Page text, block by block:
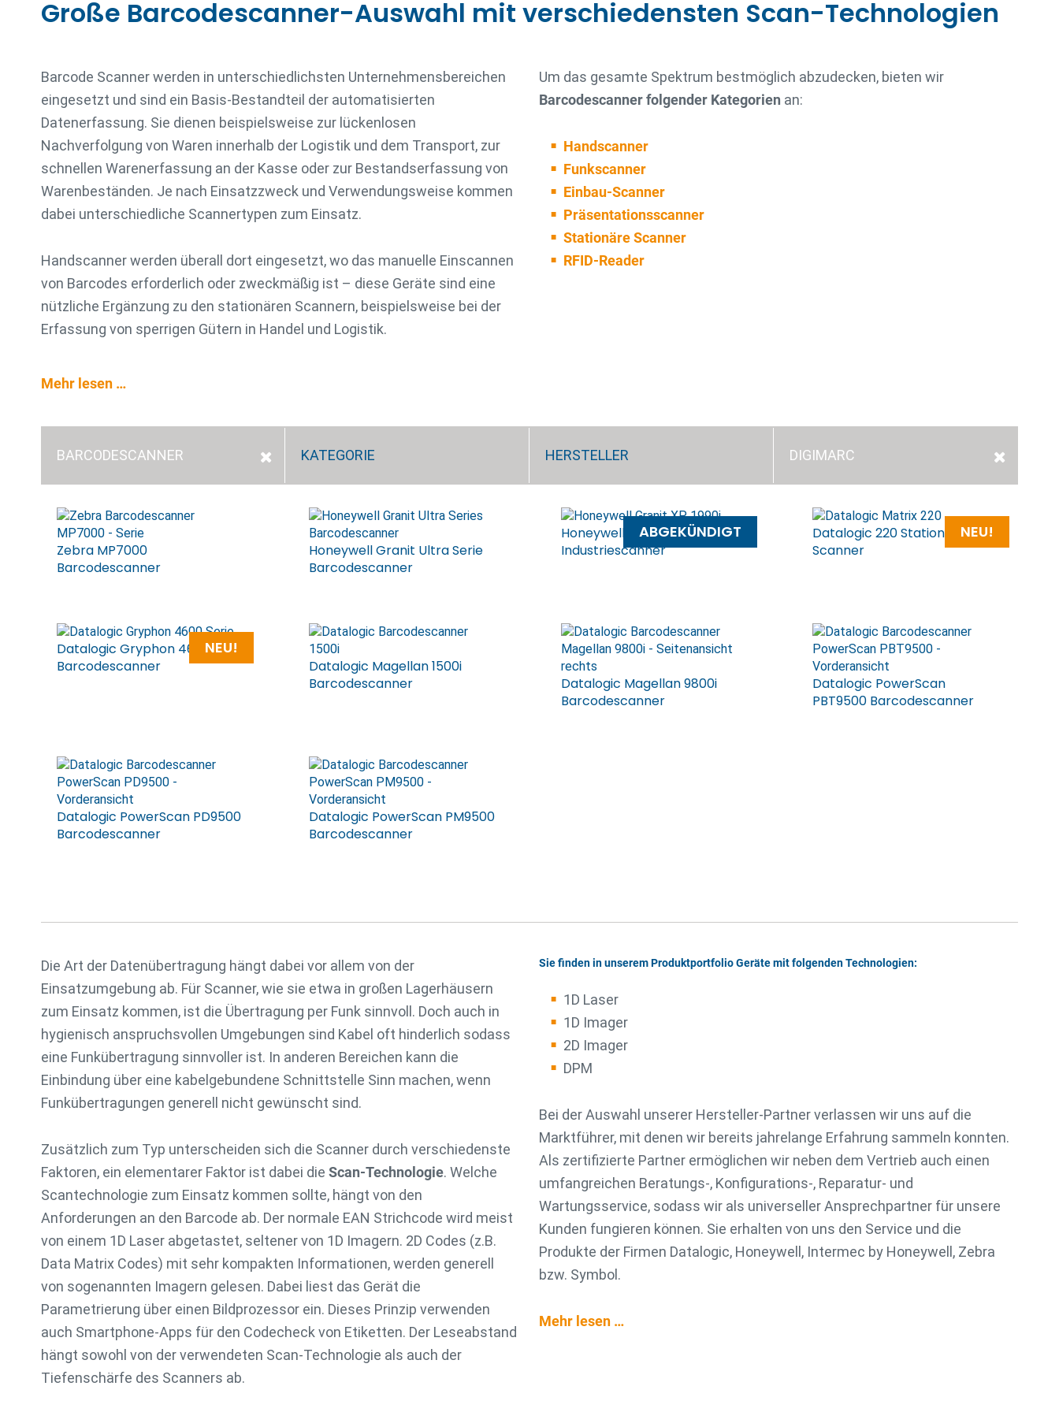
Große Barcode­scanner-Auswahl mit verschiedensten Scan-Technologien
Barcode Scanner werden in unterschiedlichsten Unternehmensbereichen
eingesetzt und sind ein Basis-Bestandteil der automatisierten
Datenerfassung. Sie dienen beispielsweise zur lückenlosen
Nachverfolgung von Waren innerhalb der Logistik und dem Transport, zur
schnellen Warenerfassung an der Kasse oder zur Bestandserfassung von
Warenbeständen. Je nach Einsatzzweck und Verwendungsweise kommen
dabei unterschiedliche Scannertypen zum Einsatz.
Handscanner werden überall dort eingesetzt, wo das manuelle Einscannen
von Barcodes erforderlich oder zweckmäßig ist – diese Geräte sind eine
nützliche Ergänzung zu den stationären Scannern, beispielsweise bei der
Erfassung von sperrigen Gütern in Handel und Logistik.
Um das gesamte Spektrum bestmöglich abzudecken, bieten wir
Barcodescanner folgender Kategorien an:
Handscanner
Funkscanner
Einbau-Scanner
Präsentationsscanner
Stationäre Scanner
RFID-Reader
Mehr lesen …
BARCODE­­SCANNER KATEGORIE HERSTELLER DIGIMARC
Zebra MP7000
Barcodescanner
Honeywell Granit Ultra Serie
Barcodescanner
ABGEKÜNDIGT
Honeywell Granit XP 1990i/1991i
Industriescanner
NEU!
Datalogic 220 Stationärer
Scanner
NEU!
Datalogic Gryphon 4600 Serie
Barcodescanner
Datalogic Magellan 1500i
Barcodescanner
Datalogic Magellan 9800i
Barcodescanner
Datalogic PowerScan
PBT9500 Barcodescanner
Datalogic PowerScan PD9500
Barcodescanner
Datalogic PowerScan PM9500
Barcodescanner
Die Art der Datenübertragung hängt dabei vor allem von der
Einsatzumgebung ab. Für Scanner, wie sie etwa in großen Lagerhäusern
zum Einsatz kommen, ist die Übertragung per Funk sinnvoll. Doch auch in
hygienisch anspruchsvollen Umgebungen sind Kabel oft hinderlich sodass
eine Funkübertragung sinnvoller ist. In anderen Bereichen kann die
Einbindung über eine kabelgebundene Schnittstelle Sinn machen, wenn
Funkübertragungen generell nicht gewünscht sind.
Zusätzlich zum Typ unterscheiden sich die Scanner durch verschiedenste
Faktoren, ein elementarer Faktor ist dabei die Scan-Technologie. Welche
Scantechnologie zum Einsatz kommen sollte, hängt von den
Anforderungen an den Barcode ab. Der normale EAN Strichcode wird meist
von einem 1D Laser abgetastet, seltener von 1D Imagern. 2D Codes (z.B.
Data Matrix Codes) mit sehr kompakten Informationen, werden generell
von sogenannten Imagern gelesen. Dabei liest das Gerät die
Parametrierung über einen Bildprozessor ein. Dieses Prinzip verwenden
auch Smartphone-Apps für den Codecheck von Etiketten. Der Leseabstand
hängt sowohl von der verwendeten Scan-Technologie als auch der
Tiefenschärfe des Scanners ab.
Sie finden in unserem Produktportfolio Geräte mit folgenden Technologien:
1D Laser
1D Imager
2D Imager
DPM
Bei der Auswahl unserer Hersteller-Partner verlassen wir uns auf die
Marktführer, mit denen wir bereits jahrelange Erfahrung sammeln konnten.
Als zertifizierte Partner ermöglichen wir neben dem Vertrieb auch einen
umfangreichen Beratungs-, Konfigurations-, Reparatur- und
Wartungsservice, sodass wir als universeller Ansprechpartner für unsere
Kunden fungieren können. Sie erhalten von uns den Service und die
Produkte der Firmen Datalogic, Honeywell, Intermec by Honeywell, Zebra
bzw. Symbol.
Mehr lesen …